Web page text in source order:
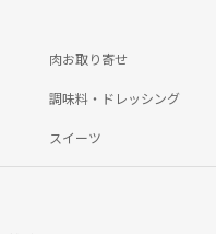
肉お取り寄せ
調味料・ドレッシング
スイーツ